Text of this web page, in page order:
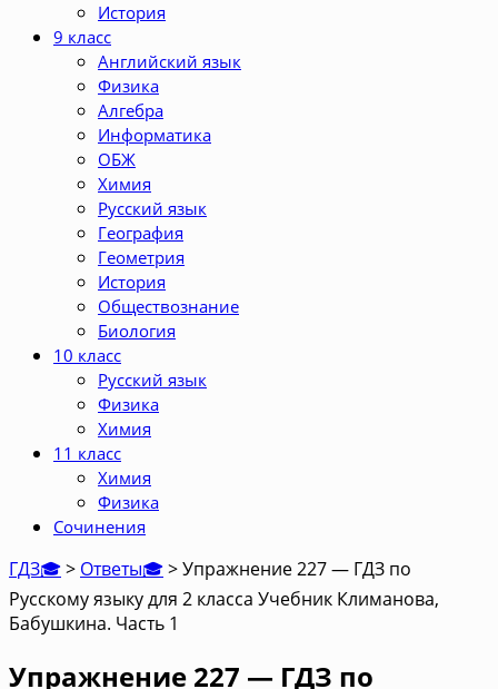
История
9 класс
Английский язык
Физика
Алгебра
Информатика
ОБЖ
Химия
Русский язык
География
Геометрия
История
Обществознание
Биология
10 класс
Русский язык
Физика
Химия
11 класс
Химия
Физика
Сочинения
ГДЗ🎓> Ответы🎓>Упражнение 227 — ГДЗ по
Русскому языку для 2 класса Учебник Климанова,
Бабушкина. Часть 1
Упражнение 227 — ГДЗ по